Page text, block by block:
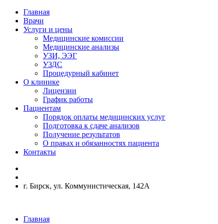
Главная
Врачи
Услуги и цены
Медицинские комиссии
Медицинские анализы
УЗИ, ЭЭГ
УЗДС
Процедурный кабинет
О клинике
Лицензии
График работы
Пациентам
Порядок оплаты медицинских услуг
Подготовка к сдаче анализов
Получение результатов
О правах и обязанностях пациента
Контакты
г. Бирск, ул. Коммунистическая, 142А
Главная